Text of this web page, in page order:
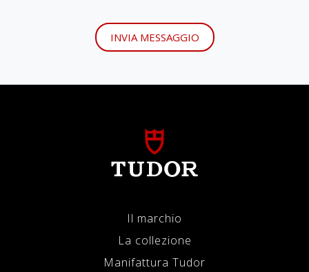
INVIA MESSAGGIO
Il marchio
La collezione
Manifattura Tudor